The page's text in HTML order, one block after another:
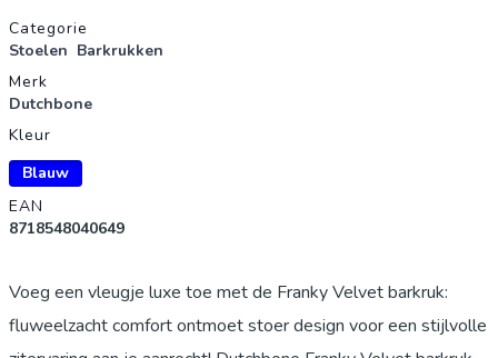
Productgegevens
Categorie
Stoelen Barkrukken
Merk
Dutchbone
Kleur
Blauw
EAN
8718548040649
Voeg een vleugje luxe toe met de Franky Velvet barkruk:
fluweelzacht comfort ontmoet stoer design voor een stijlvolle